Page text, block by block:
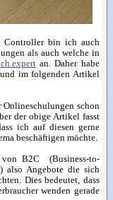
Controller bin ich auch
als auch welche in
an. Daher habe
im folgenden Artikel
Onlineschulungen schon
der obige Artikel fasst
ich auf diesen gerne
beschäftigen möchte.
von B2C (Business-to-
also Angebote die sich
Dies bedeutet, dass
wenden gerade